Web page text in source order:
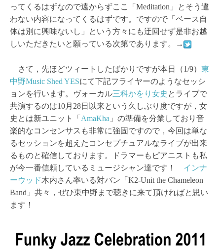
ってくるはずなので遠からずここ「Meditation」とそう違
わない内容になってくるはずです。ですので「ベース自
体は別に興味ないし」という方々にも迂回せず是非お越
しいただきたいと願っている次第であります。→
さて，先ほどツィートしたばかりですが本日（1/9） 東
中野Music Shed YESにて下記フライヤーのようなセッシ
ョンを行います。ヴォーカル三科かをり女史 とライブで
共演するのは10月28日以来という久しぶり度ですが，女
史とは新ユニット「 AmaKha 」の準備を分業しており音
楽的なコンセンサスも非常に強固ですので，今回は単な
るセッションを超えたコンセプチュアルなライブが出来
るものと確信しております。ドラマーもピアニストも私
が今一番信頼しているミュージシャン達です！ インナ
ーウッド木内さん率いる対バン「K2-Unit the Chameleon
Band」共々，ぜひ東中野まで聴きに来て頂ければと思い
ます！